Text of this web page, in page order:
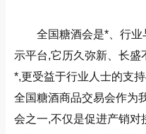
全国糖酒会是*、行
示平台,它历久弥新、长
*,更受益于行业人士的支
全国糖酒商品交易会作为
会之一,不仅是促进产销对